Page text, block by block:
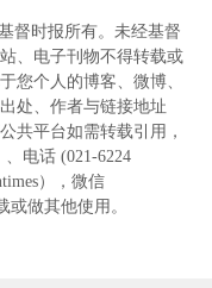
督时报所有。未经基督
、电子刊物不得转载或
您个人的博客、微博、
处、作者与链接地址
共平台如需转载引用，
电话 (021-6224
），微信
或做其他使用。